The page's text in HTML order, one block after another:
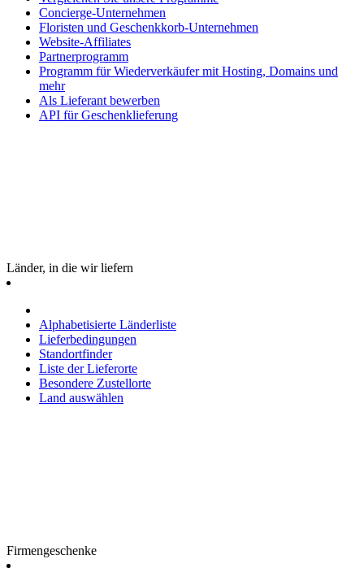
Concierge-Unternehmen
Floristen und Geschenkkorb-Unternehmen
Website-Affiliates
Partnerprogramm
Programm für Wiederverkäufer mit Hosting, Domains und
mehr
Als Lieferant bewerben
API für Geschenklieferung
Länder, in die wir liefern
Alphabetisierte Länderliste
Lieferbedingungen
Standortfinder
Liste der Lieferorte
Besondere Zustellorte
Land auswählen
Firmengeschenke